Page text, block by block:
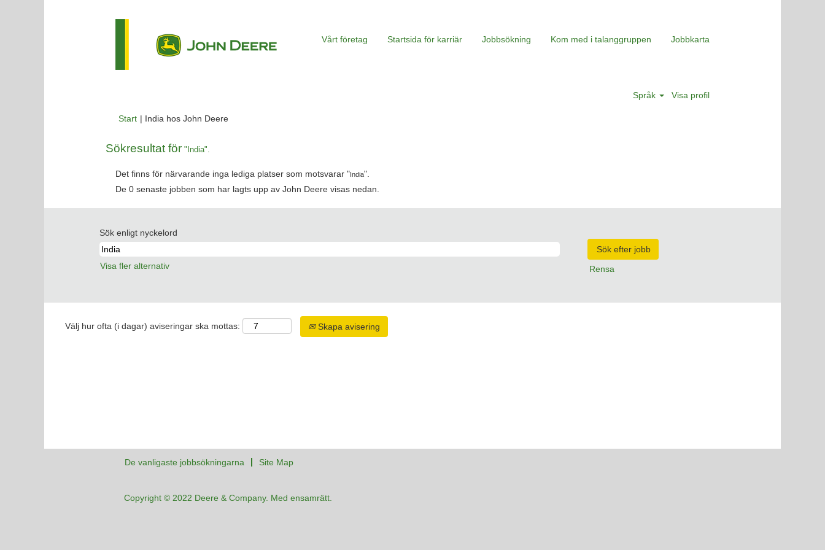
Vårt företag Startsida för karriär Jobbsökning Kom med i talanggruppen Jobbkarta
Språk Visa profil
Start | India hos John Deere(aktuell
Sökresultat för "India".
Det finns för närvarande inga lediga platser som motsvarar "India".
De 0 senaste jobben som har lagts upp av John Deere visas nedan.
Sök enligt nyckelord
Visa fler alternativ Rensa
Välj hur ofta (i dagar) aviseringar ska mottas: Skapa avisering
De vanligaste jobbsökningarna Site Map
Copyright © 2022 Deere & Company. Med ensamrätt.